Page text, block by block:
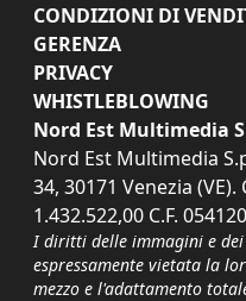
CONDIZIONI DI
GERENZA
PRIVACY
WHISTLEBLOWING
Nord Est Multimedia
Nord Est Multimedia
34, 30171 Venezia (VE).
1.432.522,00 C.F.
I diritti delle immagini e
espressamente vietata la
mezzo e l'adattamento